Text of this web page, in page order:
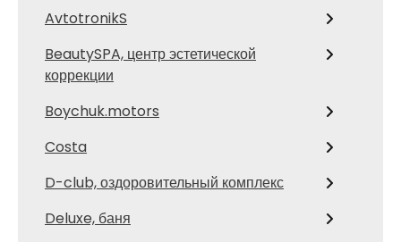
AvtotronikS
BeautySPA, центр эстетической
коррекции
Boychuk.motors
Costa
D-club, оздоровительный комплекс
Deluxe, баня